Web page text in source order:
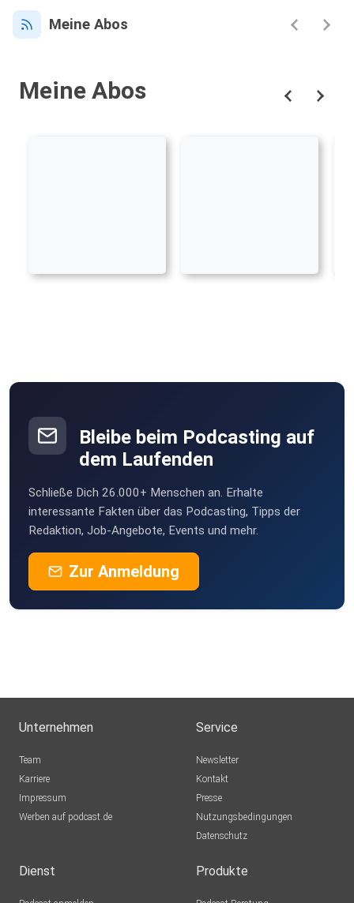
Meine Abos
Meine Abos
Bleibe beim Podcasting auf
dem Laufenden
Schließe Dich 26.000+ Menschen an. Erhalte
interessante Fakten über das Podcasting, Tipps der
Redaktion, Job-Angebote, Events und mehr.
Zur Anmeldung
Unternehmen
Team
Karriere
Impressum
Werben auf podcast.de
Service
Newsletter
Kontakt
Presse
Nutzungsbedingungen
Datenschutz
Dienst Produkte